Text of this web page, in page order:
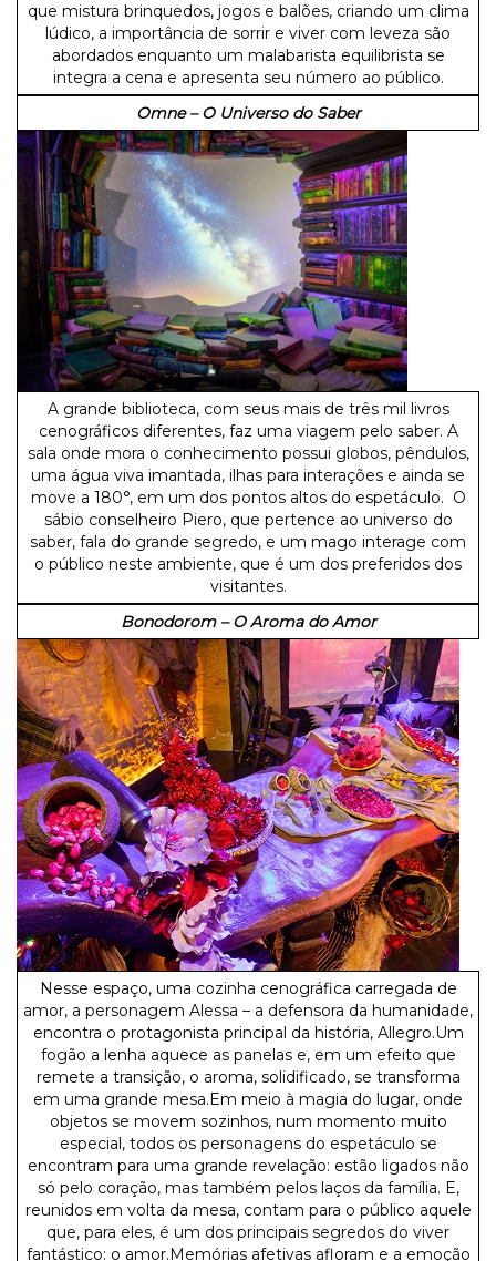
que mistura brinquedos, jogos e balões, criando um clima
lúdico, a importância de sorrir e viver com leveza são
abordados enquanto um malabarista equilibrista se
integra a cena e apresenta seu número ao público.
Omne – O Universo do Saber
A grande biblioteca, com seus mais de três mil livros
cenográficos diferentes, faz uma viagem pelo saber. A
sala onde mora o conhecimento possui globos, pêndulos,
uma água viva imantada, ilhas para interações e ainda se
move a 180°, em um dos pontos altos do espetáculo. O
sábio conselheiro Piero, que pertence ao universo do
saber, fala do grande segredo, e um mago interage com
o público neste ambiente, que é um dos preferidos dos
visitantes.
Bonodorom – O Aroma do Amor
Nesse espaço, uma cozinha cenográfica carregada de
amor, a personagem Alessa – a defensora da humanidade,
encontra o protagonista principal da história, Allegro.Um
fogão a lenha aquece as panelas e, em um efeito que
remete a transição, o aroma, solidificado, se transforma
em uma grande mesa.Em meio à magia do lugar, onde
objetos se movem sozinhos, num momento muito
especial, todos os personagens do espetáculo se
encontram para uma grande revelação: estão ligados não
só pelo coração, mas também pelos laços da família. E,
reunidos em volta da mesa, contam para o público aquele
que, para eles, é um dos principais segredos do viver
fantástico: o amor.Memórias afetivas afloram e a emoção